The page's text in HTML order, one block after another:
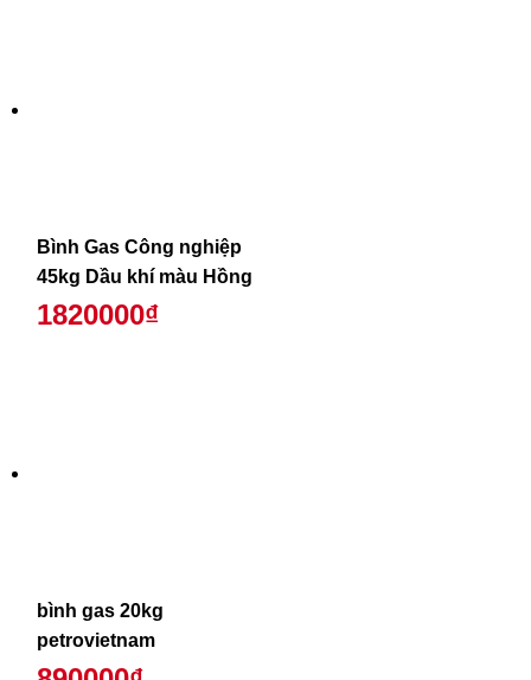
Bình Gas Công nghiệp
45kg Dầu khí màu Hồng
1820000₫
bình gas 20kg
petrovietnam